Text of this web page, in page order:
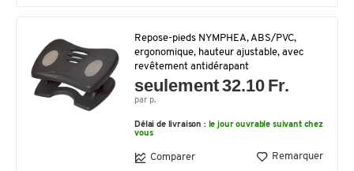
Repose-pieds NYMPHEA, ABS/PVC,
ergonomique, hauteur ajustable, avec
revêtement antidérapant
seulement 32.10 Fr.
par p.
Délai de livraison : le jour ouvrable suivant chez
vous
Comparer Remarquer